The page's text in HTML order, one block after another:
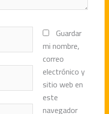
Guardar
mi nombre,
correo
electrónico y
sitio web en
este
navegador